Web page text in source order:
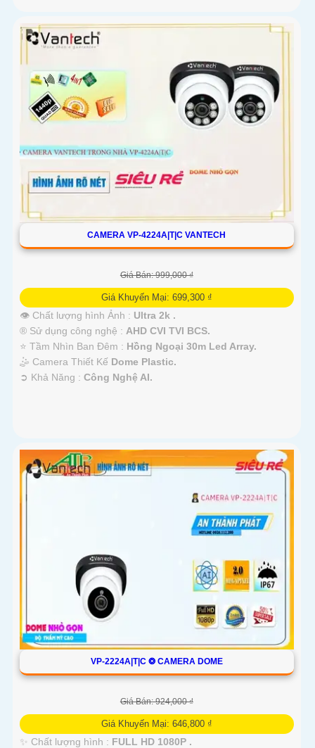
CAMERA VP-4224A|T|C VANTECH
Giá Bán: 999,000 ₫
Giá Khuyến Mại: 699,300 ₫
👁 Chất lượng hình Ảnh : Ultra 2k .
®️ Sử dụng công nghệ : AHD CVI TVI BCS.
⭐ Tầm Nhìn Ban Đêm : Hồng Ngoại 30m Led Array.
🤹 Camera Thiết Kế Dome Plastic.
️➲ Khả Năng : Công Nghệ AI.
VP-2224A|T|C ❂ CAMERA DOME
Giá Bán: 924,000 ₫
Giá Khuyến Mại: 646,800 ₫
✨ Chất lượng hình : FULL HD 1080P .